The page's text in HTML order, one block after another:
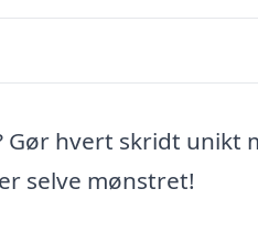
hvert skridt unikt
selve mønstret!